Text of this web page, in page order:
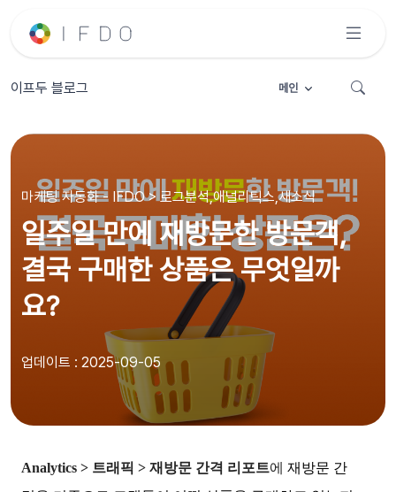
이프두 블로그 메인
마케팅 자동화 - IFDO > 로그분석,애널리틱스,새소식
일주일 만에 재방문한 방문객,
결국 구매한 상품은 무엇일까
요?
업데이트 : 2025-09-05
Analytics > 트래픽 > 재방문 간격 리포트에 재 방문 간